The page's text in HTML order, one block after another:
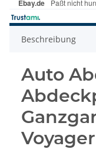
Beschreibung
Auto
Voyager